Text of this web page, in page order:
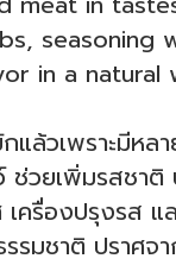
in a natural
วเพราะมีหล
ช่วยเพิ่มรสช
ครื่องปรุงรส
รมชาติ ปราศจ